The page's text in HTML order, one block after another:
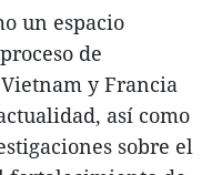
un espacio
de
y Francia
así como
sobre el